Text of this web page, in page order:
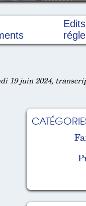
19 juin 2024,